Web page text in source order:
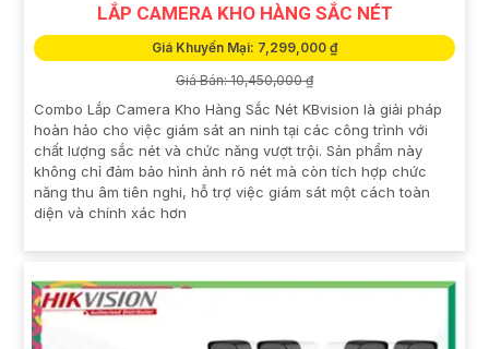
LẮP CAMERA KHO HÀNG SẮC NÉT
Giá Khuyến Mại: 7,299,000 ₫
Giá Bán: 10,450,000 ₫
Combo Lắp Camera Kho Hàng Sắc Nét KBvision là giải pháp
hoàn hảo cho việc giám sát an ninh tại các công trình với
chất lượng sắc nét và chức năng vượt trội. Sản phẩm này
không chỉ đảm bảo hình ảnh rõ nét mà còn tích hợp chức
năng thu âm tiên nghi, hỗ trợ việc giám sát một cách toàn
diện và chính xác hơn